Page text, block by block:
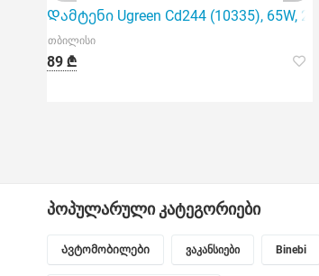
Დამტენი Ugreen Cd244 (10335), 65W,
თბილისი
89 ₾
პოპულარული კატეგორიები
Ავტომობილები ვაკანსიები Binebi